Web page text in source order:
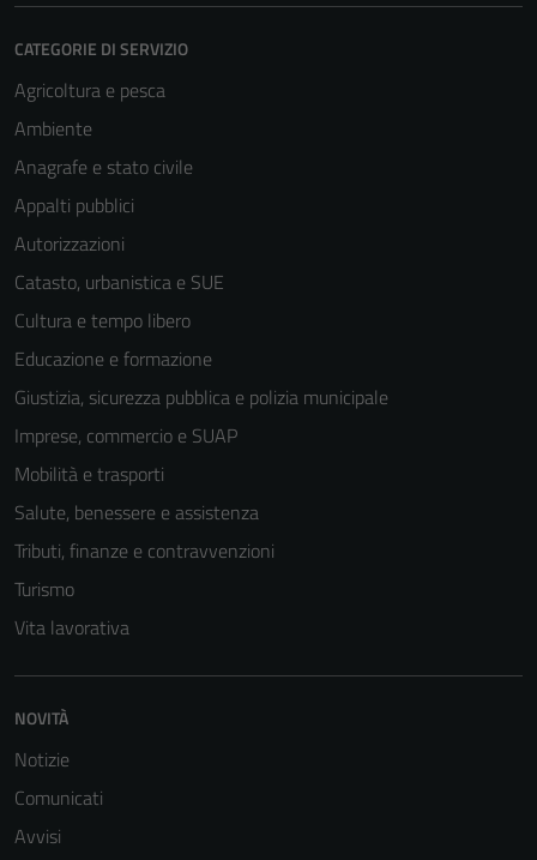
CATEGORIE DI SERVIZIO
Agricoltura e pesca
Ambiente
Anagrafe e stato civile
Appalti pubblici
Autorizzazioni
Catasto, urbanistica e SUE
Cultura e tempo libero
Educazione e formazione
Giustizia, sicurezza pubblica e polizia municipale
Imprese, commercio e SUAP
Mobilità e trasporti
Salute, benessere e assistenza
Tributi, finanze e contravvenzioni
Turismo
Vita lavorativa
NOVITÀ
Notizie
Comunicati
Avvisi